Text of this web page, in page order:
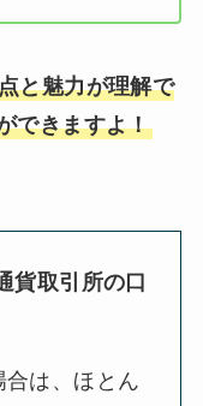
と魅力が理解で
できますよ！
貨取引所の口
合は、ほとん